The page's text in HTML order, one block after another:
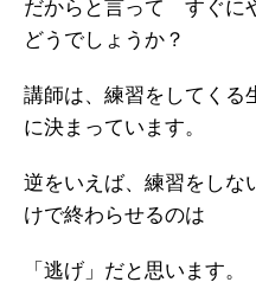
だからと言って すぐに
どうでしょうか？
講師は、練習をしてくる
に決まっています。
逆をいえば、練習をしな
けで終わらせるのは
「逃げ」だと思います。